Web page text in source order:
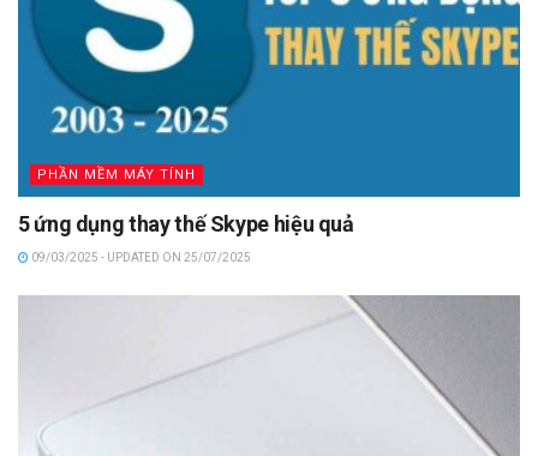
PHẦN MỀM MÁY TÍNH
5 ứng dụng thay thế Skype hiệu quả
09/03/2025 - UPDATED ON 25/07/2025